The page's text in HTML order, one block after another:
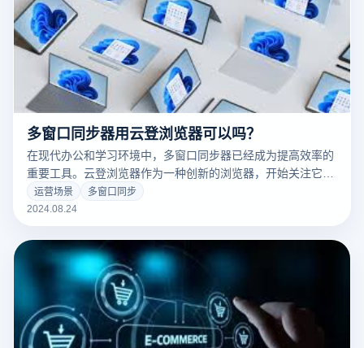
多窗口同步器用云登浏览器可以吗？
在现代办公和学习环境中，多窗口同步器已经成为提高效率的
重要工具。云登浏览器作为一种创新的浏览器，开始关注它是
否可以作为多窗同步器使用，因为它强大的云同步功能和灵活
的窗口管理。它的云服务可以让用户轻松同步书签、历史记录
何呢？本文将讨论云登浏览器的多窗同步功能，并评估它是否
能满足高效工作的需要。
运营场景
多窗口同步
2024.08.24